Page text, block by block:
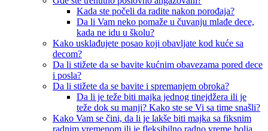
Kada ste počeli da radite nakon porođaja?
Da li Vam neko pomaže u čuvanju mlađe dece,
kada ne idu u školu?
Kako usklađujete posao koji obavljate kod kuće sa
decom?
Da li stižete da se bavite kućnim obavezama pored dece
i posla?
Da li stižete da se bavite i spremanjem obroka?
Da li je teže biti majka jednog tinejdžera ili je
teže dok su manji? Kako ste se Vi sa time snašli?
Kako Vam se čini, da li je lakše biti majka sa fiksnim
radnim vremenom ili je fleksibilno radno vreme bolja